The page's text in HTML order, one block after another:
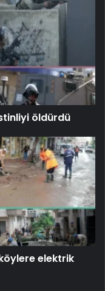
öldürdü
elektrik